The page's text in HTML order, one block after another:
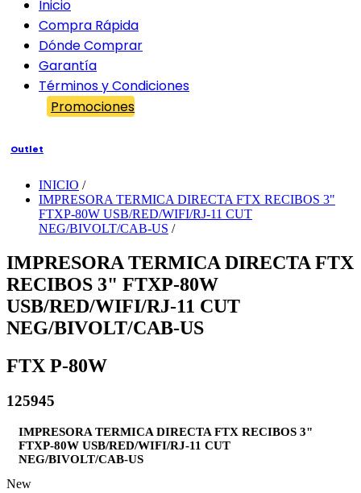
Inicio
Compra Rápida
Dónde Comprar
Garantía
Términos y Condiciones
Promociones
Outlet
INICIO /
IMPRESORA TERMICA DIRECTA FTX RECIBOS 3"
FTXP-80W USB/RED/WIFI/RJ-11 CUT
NEG/BIVOLT/CAB-US /
IMPRESORA TERMICA DIRECTA FTX
RECIBOS 3" FTXP-80W
USB/RED/WIFI/RJ-11 CUT
NEG/BIVOLT/CAB-US
FTX P-80W
125945
IMPRESORA TERMICA DIRECTA FTX RECIBOS 3"
FTXP-80W USB/RED/WIFI/RJ-11 CUT
NEG/BIVOLT/CAB-US
New